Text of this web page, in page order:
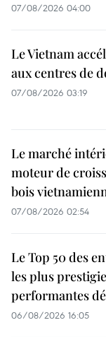
07/08/2026 04:00
Le Vietnam
aux centres de
07/08/2026 03:19
Le marché
moteur de
bois
07/08/2026 02:54
Le Top 50 des
les plus
performantes
06/08/2026 16:05